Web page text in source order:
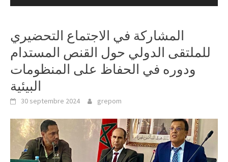
المشاركة في الاجتماع التحضيري
للملتقى الدولي حول القنص المستدام
ودوره في الحفاظ على المنظومات
البيئية
30 septembre 2024 grepom